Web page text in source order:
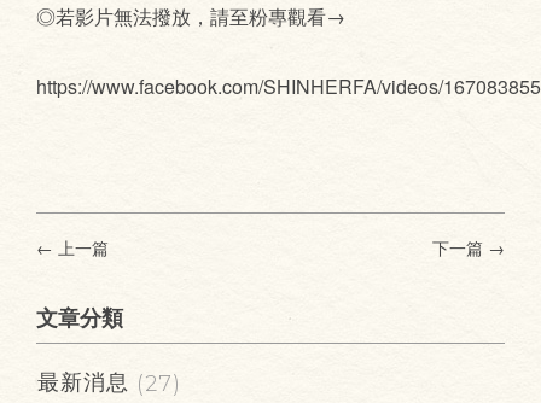
◎若影片無法撥放，請至粉專觀看→
https://www.facebook.com/SHINHERFA/videos/
← 上一篇 下一篇 →
文章分類
最新消息 (27)